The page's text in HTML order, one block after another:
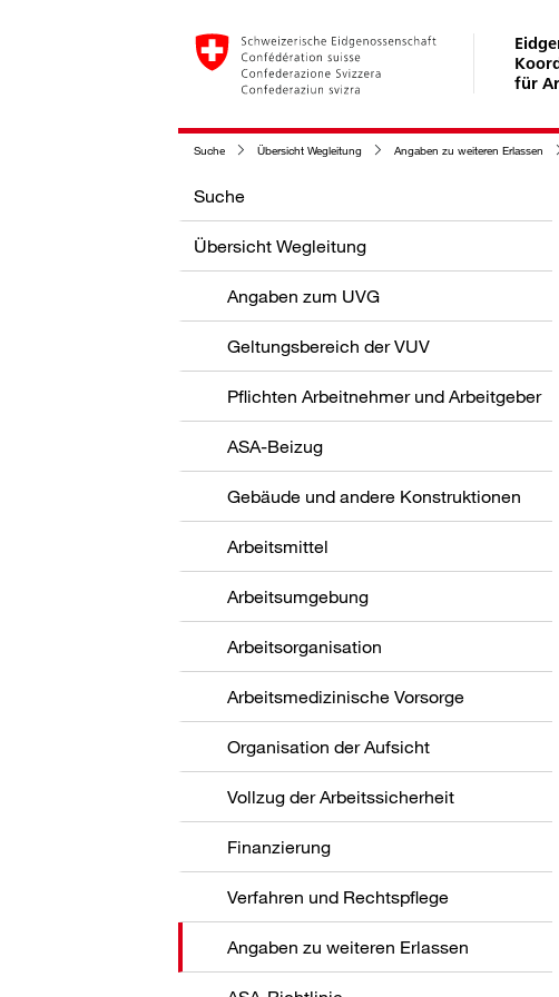
für
Suche Übersicht Wegleitung Angaben zu weiteren Erlassen
Suche
Übersicht Wegleitung
Angaben zum UVG
Geltungsbereich der VUV
Pflichten Arbeitnehmer und Arbeitgeber
ASA-Beizug
Gebäude und andere Konstruktionen
Arbeitsmittel
Arbeitsumgebung
Arbeitsorganisation
Arbeitsmedizinische Vorsorge
Organisation der Aufsicht
Vollzug der Arbeitssicherheit
Finanzierung
Verfahren und Rechtspflege
Angaben zu weiteren Erlassen